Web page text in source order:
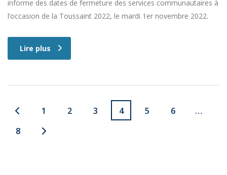
informe des dates de fermeture des services communautaires à
l’occasion de la Toussaint 2022, le mardi 1er novembre 2022.
Lire plus
1 2 3 4 5 6
…
8